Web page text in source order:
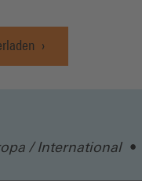
/ International